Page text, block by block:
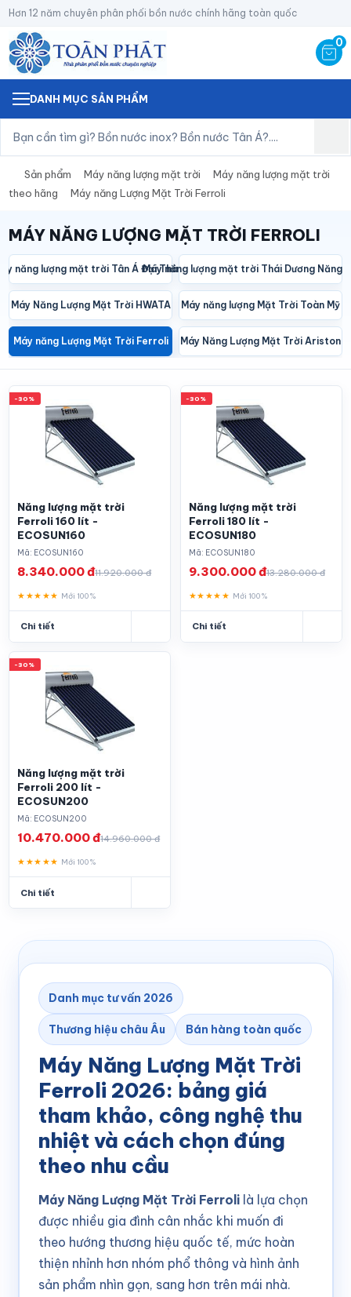
Hơn 12 năm chuyên phân phối bồn nước chính hãng toàn quốc
0
DANH MỤC SẢN PHẨM
Sản phẩm Máy năng lượng mặt trời
Máy năng lượng mặt trời
theo hãng
Máy năng Lượng Mặt Trời Ferroli
MÁY NĂNG LƯỢNG MẶT TRỜI FERROLI
năng lượng mặt trời Tân Á Đại ThànhMáy năng lượng mặt trời Thái Dương Năng
Máy Năng Lượng Mặt Trời HWATA Máy năng lượng Mặt Trời Toàn Mỹ
Máy năng Lượng Mặt Trời Ferroli Máy Năng Lượng Mặt Trời Ariston
-30%
Năng lượng mặt trời
Ferroli 160 lít -
ECOSUN160
Mã: ECOSUN160
11.920.000 đ
8.340.000 đ
★★★★★ Mới 100%
Chi tiết
-30%
Năng lượng mặt trời
Ferroli 180 lít -
ECOSUN180
Mã: ECOSUN180
13.280.000 đ
9.300.000 đ
★★★★★ Mới 100%
Chi tiết
-30%
Năng lượng mặt trời
Ferroli 200 lít -
ECOSUN200
Mã: ECOSUN200
14.960.000 đ
10.470.000 đ
★★★★★ Mới 100%
Chi tiết
Danh mục tư vấn 2026
Thương hiệu châu Âu Bán hàng toàn quốc
Máy Năng Lượng Mặt Trời
Ferroli 2026: bảng giá
tham khảo, công nghệ thu
nhiệt và cách chọn đúng
theo nhu cầu
Máy Năng Lượng Mặt Trời Ferrolilà lựa chọn
được nhiều gia đình cân nhắc khi muốn đi
theo hướng thương hiệu quốc tế, mức hoàn
thiện nhỉnh hơn nhóm phổ thông và hình ảnh
sản phẩm nhìn gọn, sang hơn trên mái nhà.